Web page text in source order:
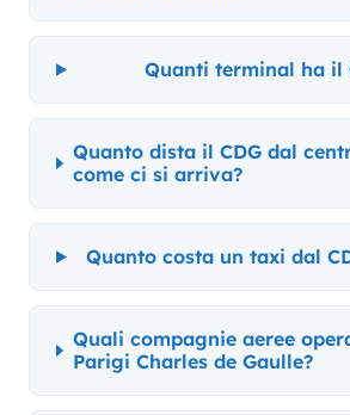
Quanti terminal ha il
Quanto dista il CDG dal
come ci si arriva?
Quanto costa un taxi dal
Quali compagnie aeree
Parigi Charles de Gaulle?